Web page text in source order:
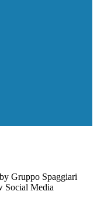
Gruppo Spaggiari
Social Media